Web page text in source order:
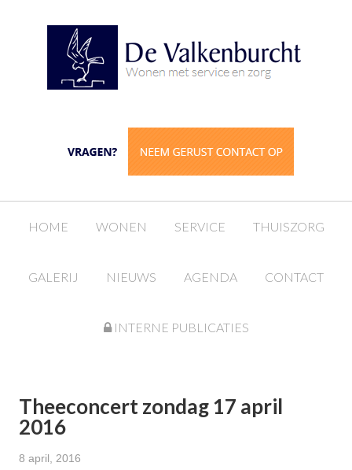
HOME WONEN SERVICE THUISZORG
GALERIJ NIEUWS AGENDA CONTACT
INTERNE PUBLICATIES
Theeconcert zondag 17 april
2016
8 april, 2016